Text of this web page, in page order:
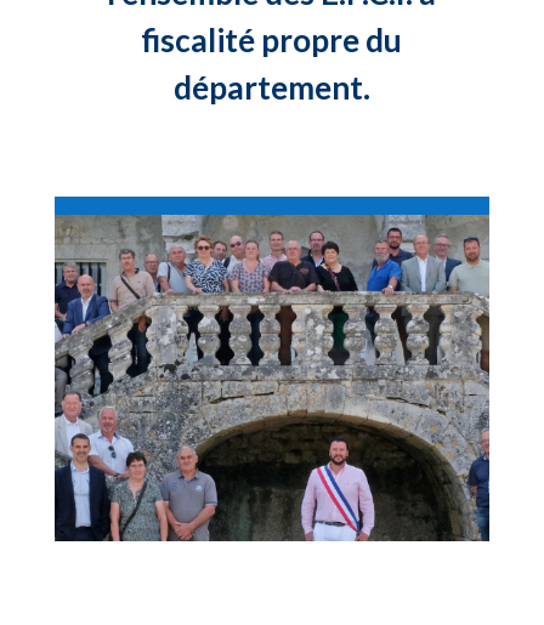
fiscalité propre du
département.